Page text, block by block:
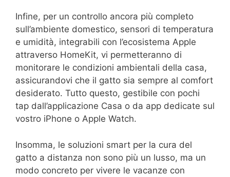
Infine, per un controllo ancora più completo
sull’ambiente domestico, sensori di temperatura
e umidità, integrabili con l’ecosistema Apple
attraverso HomeKit, vi permetteranno di
monitorare le condizioni ambientali della casa,
assicurandovi che il gatto sia sempre al comfort
desiderato. Tutto questo, gestibile con pochi
tap dall’applicazione Casa o da app dedicate sul
vostro iPhone o Apple Watch.
Insomma, le soluzioni smart per la cura del
gatto a distanza non sono più un lusso, ma un
modo concreto per vivere le vacanze con